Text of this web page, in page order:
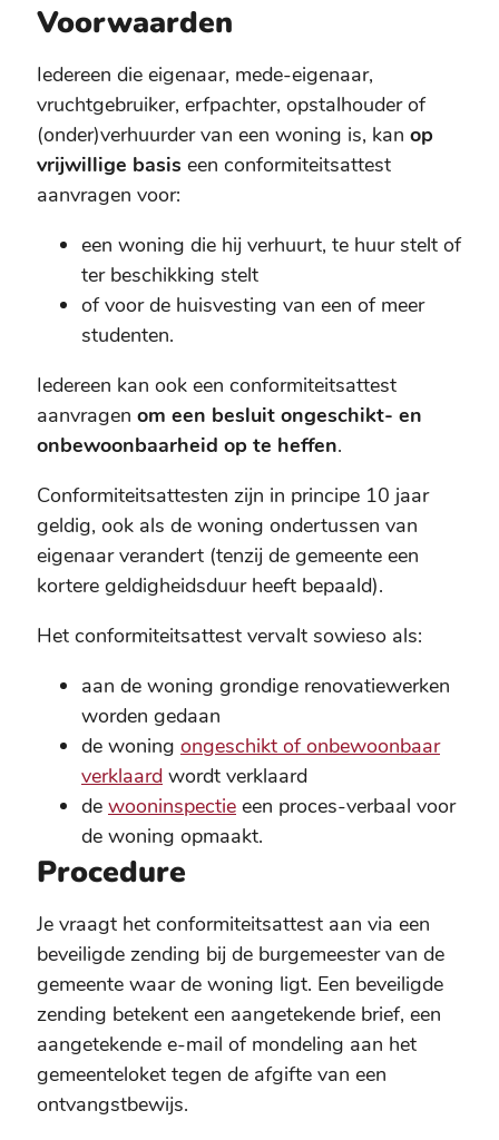
Voorwaarden
Iedereen die eigenaar, mede-eigenaar,
vruchtgebruiker, erfpachter, opstalhouder of
(onder)verhuurder van een woning is, kan op
vrijwillige basis een conformiteitsattest
aanvragen voor:
een woning die hij verhuurt, te huur stelt of
ter beschikking stelt
of voor de huisvesting van een of meer
studenten.
Iedereen kan ook een conformiteitsattest
aanvragen om een besluit ongeschikt- en
onbewoonbaarheid op te heffen.
Conformiteitsattesten zijn in principe 10 jaar
geldig, ook als de woning ondertussen van
eigenaar verandert (tenzij de gemeente een
kortere geldigheidsduur heeft bepaald).
Het conformiteitsattest vervalt sowieso als:
aan de woning grondige renovatiewerken
worden gedaan
de woning ongeschikt of onbewoonbaar
verklaard wordt verklaard
de wooninspectie een proces-verbaal voor
de woning opmaakt.
Procedure
Je vraagt het conformiteitsattest aan via een
beveiligde zending bij de burgemeester van de
gemeente waar de woning ligt. Een beveiligde
zending betekent een aangetekende brief, een
aangetekende e-mail of mondeling aan het
gemeenteloket tegen de afgifte van een
ontvangstbewijs.